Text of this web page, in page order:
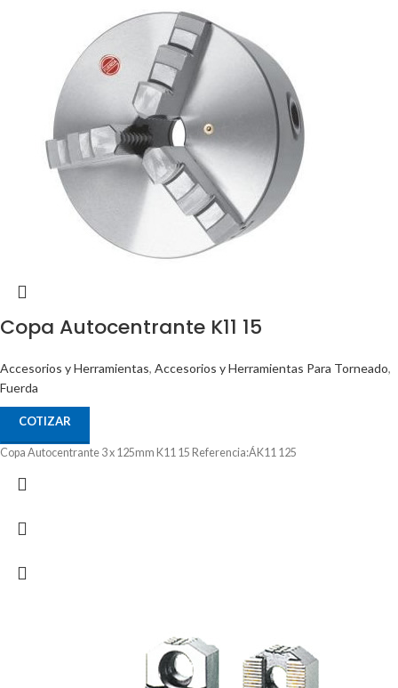
Copa Autocentrante K11 15
Accesorios y Herramientas, Accesorios y Herramientas Para Torneado,
Fuerda
COTIZAR
Copa Autocentrante 3 x 125mm K11 15 Referencia:ÁK11 125